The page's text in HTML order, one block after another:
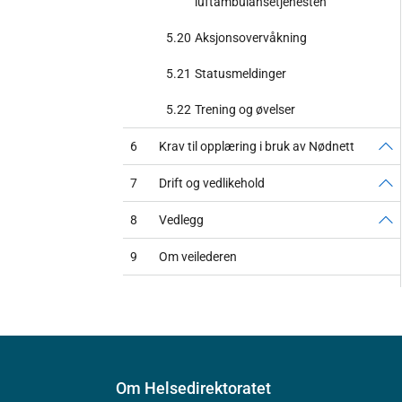
5.20 Aksjonsovervåkning
5.21 Statusmeldinger
5.22 Trening og øvelser
6 Krav til opplæring i bruk av Nødnett
7 Drift og vedlikehold
8 Vedlegg
9 Om veilederen
Om Helsedirektoratet